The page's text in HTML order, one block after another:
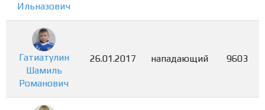
Ильназович
Гатиатулин
Шамиль
Романович
26.01.2017 нападающий 9603